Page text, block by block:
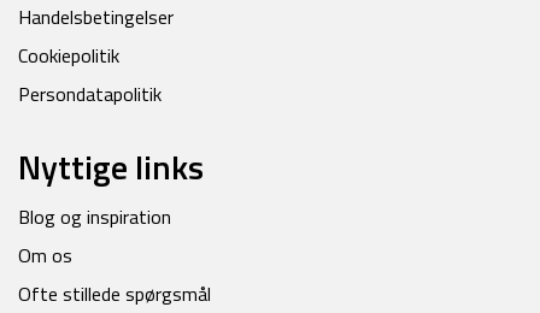
Handelsbetingelser
Cookiepolitik
Persondatapolitik
Nyttige links
Blog og inspiration
Om os
Ofte stillede spørgsmål